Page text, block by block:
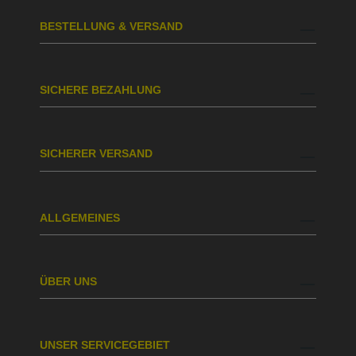
BESTELLUNG & VERSAND
SICHERE BEZAHLUNG
SICHERER VERSAND
ALLGEMEINES
ÜBER UNS
UNSER SERVICEGEBIET